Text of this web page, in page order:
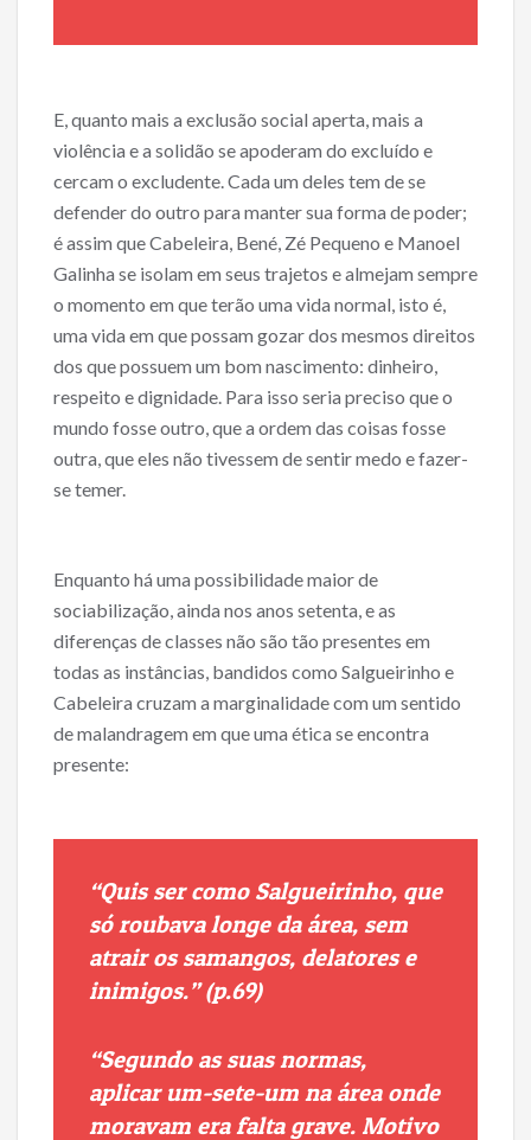
E, quanto mais a exclusão social aperta, mais a
violência e a solidão se apoderam do excluído e
cercam o excludente. Cada um deles tem de se
defender do outro para manter sua forma de poder;
é assim que Cabeleira, Bené, Zé Pequeno e Manoel
Galinha se isolam em seus trajetos e almejam sempre
o momento em que terão uma vida normal, isto é,
uma vida em que possam gozar dos mesmos direitos
dos que possuem um bom nascimento: dinheiro,
respeito e dignidade. Para isso seria preciso que o
mundo fosse outro, que a ordem das coisas fosse
outra, que eles não tivessem de sentir medo e fazer-
se temer.
Enquanto há uma possibilidade maior de
sociabilização, ainda nos anos setenta, e as
diferenças de classes não são tão presentes em
todas as instâncias, bandidos como Salgueirinho e
Cabeleira cruzam a marginalidade com um sentido
de malandragem em que uma ética se encontra
presente:
“Quis ser como Salgueirinho, que
só roubava longe da área, sem
atrair os samangos, delatores e
inimigos.” (p.69)
“Segundo as suas normas,
aplicar um-sete-um na área onde
moravam era falta grave. Motivo